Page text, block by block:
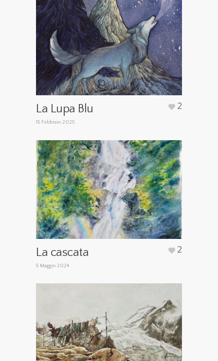
La Lupa Blu
15 Febbraio 2025
2
La cascata
5 Maggio 2024
2